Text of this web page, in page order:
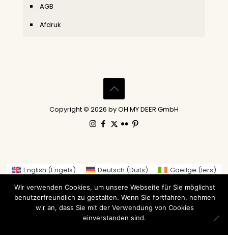
AGB
Afdruk
Copyright © 2026 by OH MY DEER GmbH
English (Engels) Deutsch (Duits) Gaeilge (Iers)
Arabisch) 繁體中文( Traditioneel Chinees
Nederlands
Suomi( Fins) Français( Frans)
Italiano(Italiaans) 日本語 (Japans)
Noors Bokmål)
Wir verwenden Cookies, um unsere Webseite für Sie möglichst
benutzerfreundlich zu gestalten. Wenn Sie fortfahren, nehmen
wir an, dass Sie mit der Verwendung von Cookies
einverstanden sind.